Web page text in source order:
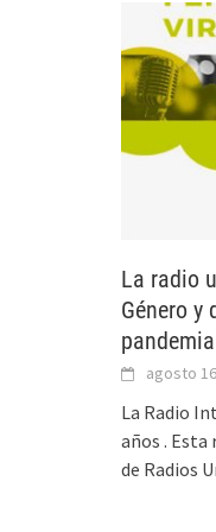
La radio
Género y
pandemia
agosto
La Radio
años . Esta
de Radios